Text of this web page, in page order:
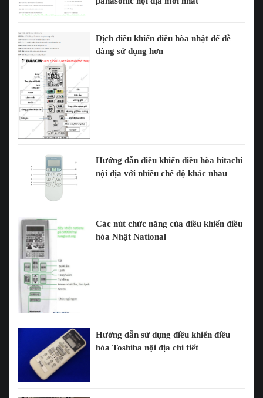
Dịch điều khiển điều hòa nhật để dễ
dàng sử dụng hơn
Hướng dẫn điều khiển điều hòa hitachi
nội địa với nhiều chế độ khác nhau
Các nút chức năng của điều khiển điều
hòa Nhật National
Hướng dẫn sử dụng điều khiển điều
hòa Toshiba nội địa chi tiết